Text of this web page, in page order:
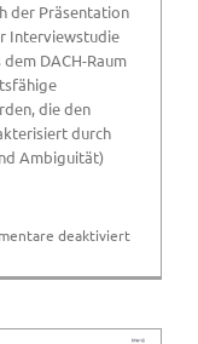
der Präsentation
Interviewstudie
DACH-Raum
die den
durch
Ambiguität)
deaktiviertfür
Workshop